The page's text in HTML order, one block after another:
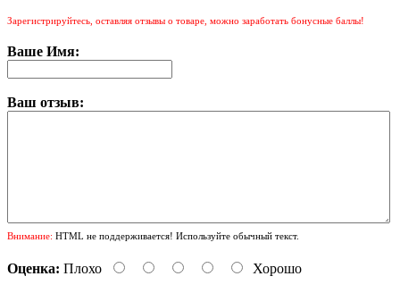
Зарегистрируйтесь, оставляя отзывы о товаре, можно заработать бонусные баллы!
Ваше Имя:
Ваш отзыв:
Внимание: HTML не поддерживается! Используйте обычный текст.
Оценка: Плохо Хорошо